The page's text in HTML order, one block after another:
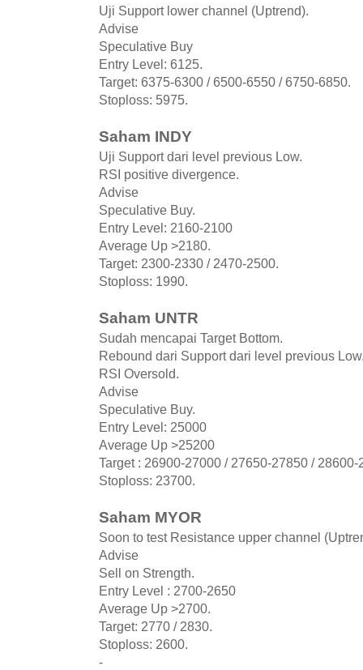
Uji Support lower channel (Uptrend).
Advise
Speculative Buy
Entry Level: 6125.
Target: 6375-6300 / 6500-6550 / 6750-6850.
Stoploss: 5975.
Saham INDY
Uji Support dari level previous Low.
RSI positive divergence.
Advise
Speculative Buy.
Entry Level: 2160-2100
Average Up >2180.
Target: 2300-2330 / 2470-2500.
Stoploss: 1990.
Saham UNTR
Sudah mencapai Target Bottom.
Rebound dari Support dari level previous
RSI Oversold.
Advise
Speculative Buy.
Entry Level: 25000
Average Up >25200
Target : 26900-27000 / 27650-27850 / 28600-
Stoploss: 23700.
Saham MYOR
Soon to test Resistance upper channel
Advise
Sell on Strength.
Entry Level : 2700-2650
Average Up >2700.
Target: 2770 / 2830.
Stoploss: 2600.
-